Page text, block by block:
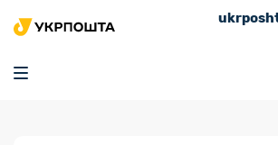
Головна
Маркет